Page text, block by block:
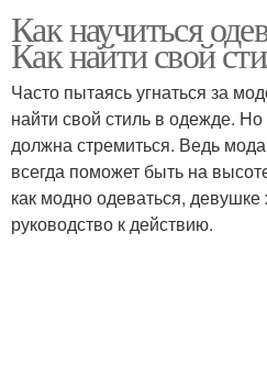
Как научиться
Как найти свой
Часто пытаясь угнаться за
найти свой стиль в одежде.
должна стремиться. Ведь мода
всегда поможет быть на
как модно одеваться, девушке
руководство к действию.